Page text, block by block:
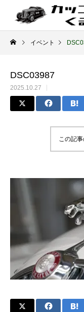
イギリス車
イベント
DSC03987
2025.10.27
この記